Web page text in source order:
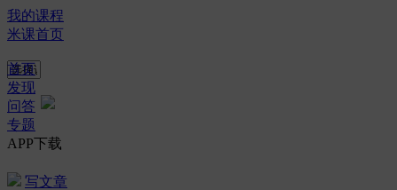
我的课程
米课首页
首页
发现
问答
专题
APP下载
写文章